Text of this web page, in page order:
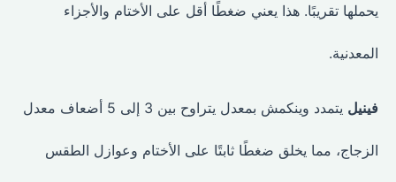
يحملها تقريبًا. هذا يعني ضغطًا أقل على الأختام والأجزاء
المعدنية.
فينيل يتمدد وينكمش بمعدل يتراوح بين 3 إلى 5 أضعاف معدل
الزجاج، مما يخلق ضغطًا ثابتًا على الأختام وعوازل الطقس